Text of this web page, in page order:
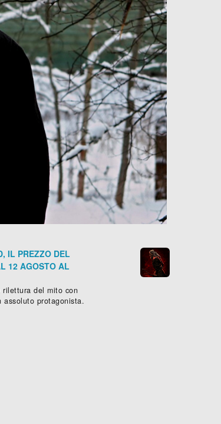
IL PREZZO DEL
12 AGOSTO AL
rilettura del mito con
assoluto protagonista.